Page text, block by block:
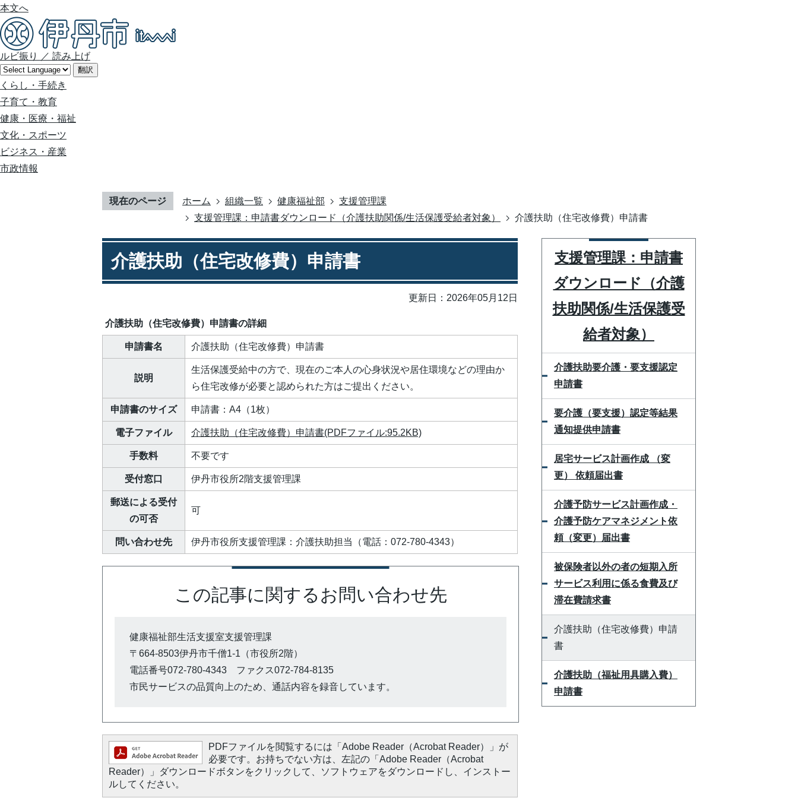
本文へ
ルビ振り ／ 読み上げ
翻訳
くらし・手続き
子育て・教育
健康・医療・福祉
文化・スポーツ
ビジネス・産業
市政情報
現在のページ ホーム 組織一覧 健康福祉部
支援管理課
支援管理課：申請書ダウンロード（介護扶助関係/生活保護受給者対象）
介護扶助（住宅改修費）申請書
介護扶助（住宅改修費）申請書
更新日：2026年05月12日
介護扶助（住宅改修費）申請書の詳細
申請書名 介護扶助（住宅改修費）申請書
説明
生活保護受給中の方で、現在のご本人の心身状況や居住環境などの理由か
ら住宅改修が必要と認められた方はご提出ください。
申請書のサイズ 申請書：A4（1枚）
電子ファイル 介護扶助（住宅改修費）申請書(PDFファイル:95.2KB)
手数料 不要です
受付窓口 伊丹市役所2階支援管理課
郵送による受付
の可否
可
問い合わせ先 伊丹市役所支援管理課：介護扶助担当（電話：072-780-4343）
この記事に関するお問い合わせ先
健康福祉部生活支援室支援管理課
〒664-8503伊丹市千僧1-1（市役所2階）
電話番号072-780-4343 ファクス072-784-8135
市民サービスの品質向上のため、通話内容を録音しています。
PDFファイルを閲覧するには「Adobe Reader（Acrobat Reader）」が
必要です。お持ちでない方は、左記の「Adobe Reader（Acrobat
Reader）」ダウンロードボタンをクリックして、ソフトウェアをダウンロードし、インストー
ルしてください。
支援管理課：申請書
ダウンロード（介護
扶助関係/生活保護受
給者対象）
介護扶助要介護・要支援認定
申請書
要介護（要支援）認定等結果
通知提供申請書
居宅サービス計画作成 （変
更） 依頼届出書
介護予防サービス計画作成・
介護予防ケアマネジメント依
頼（変更）届出書
被保険者以外の者の短期入所
サービス利用に係る食費及び
滞在費請求書
介護扶助（住宅改修費）申請
書
介護扶助（福祉用具購入費）
申請書